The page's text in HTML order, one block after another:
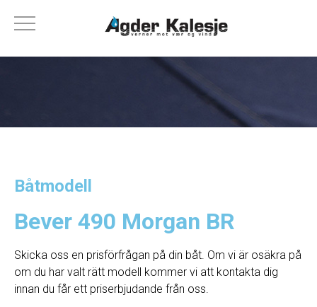
Båtmodell
Bever 490 Morgan BR
Skicka oss en prisförfrågan på din båt. Om vi ​​är osäkra på
om du har valt rätt modell kommer vi att kontakta dig
innan du får ett priserbjudande från oss.